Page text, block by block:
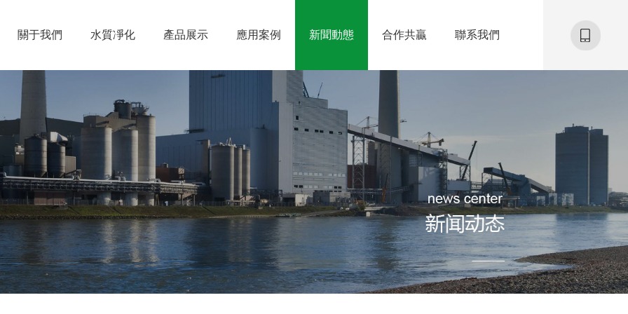
關于我們 水質凈化 產品展示 應用案例 新聞動態 合作共贏 聯系我們